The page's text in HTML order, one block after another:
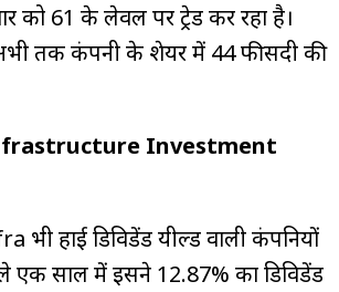
₹61 के लेवल पर ट्रेड कर रहा है।
तक कंपनी के शेयर में 44 फीसदी की
Investment
हाई डिविडेंड यील्ड वाली कंपनियों
एक साल में इसने 12.87% का डिविडेंड